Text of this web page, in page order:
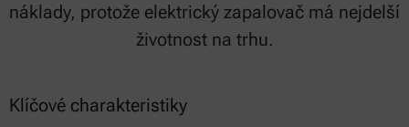
náklady, protože elektrický zapalovač má nejdelší
životnost na trhu.
Klíčové charakteristiky